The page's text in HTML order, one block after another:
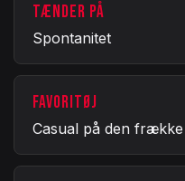
TÆNDER PÅ
Spontanitet
FAVORITØJ
Casual på den frække